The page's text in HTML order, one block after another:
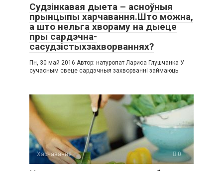
Судзінкавая дыета – асноўныя
прынцыпы харчавання.Што можна,
а што нельга хвораму на дыеце
пры сардэчна-
сасудзістыхзахворваннях?
Пн, 30 май 2016 Автор: натуропат Лариса Глушчанка У
сучасным свеце сардэчныя захворванні займаюць
Харчаванне 0